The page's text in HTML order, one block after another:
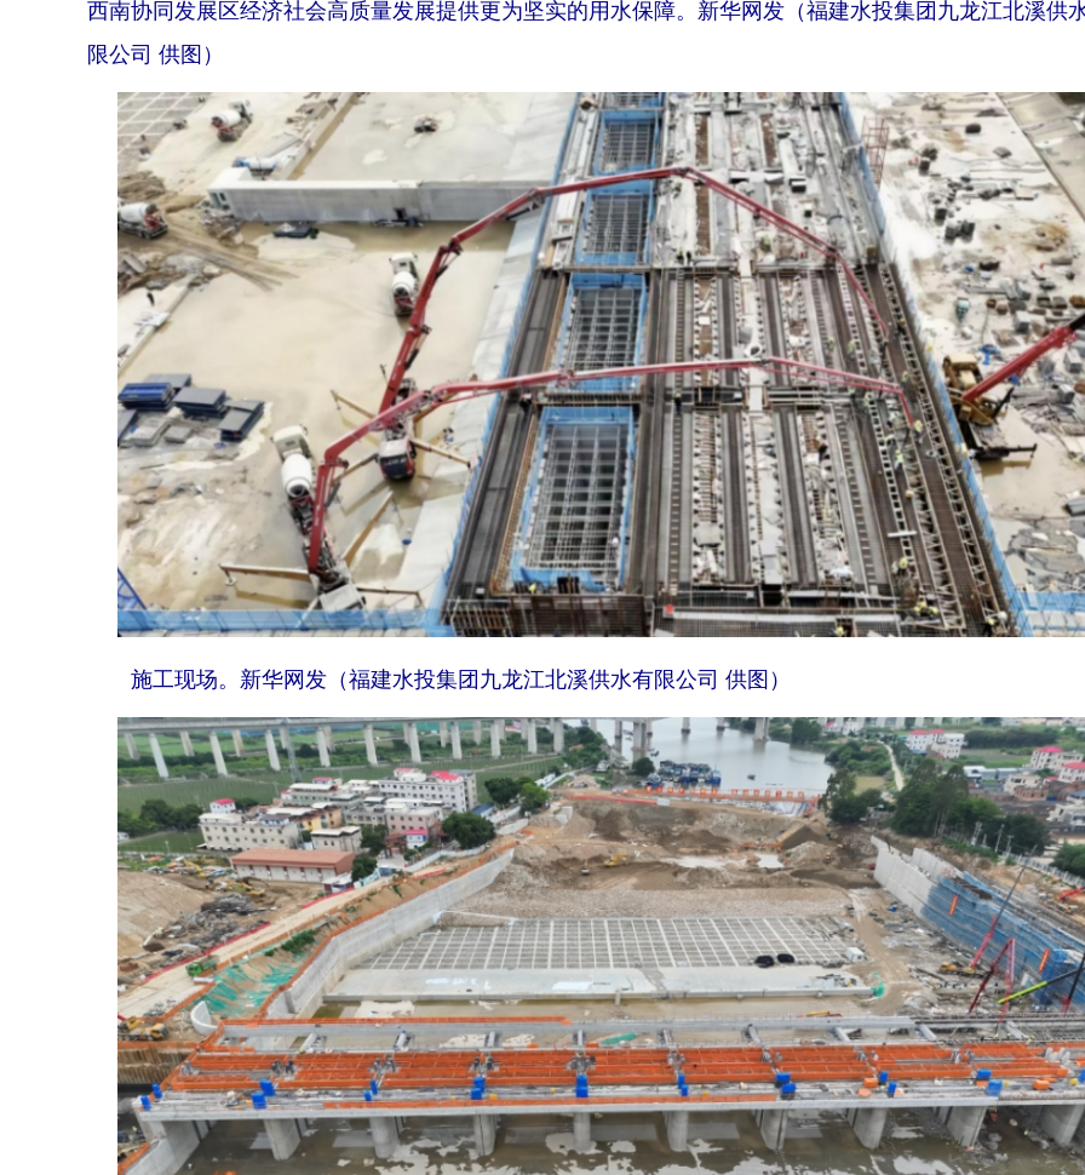
西南协同发展区经济社会高质量发展提供更为坚实的用水保障。新华网发（福建水投集团九龙江北溪供
限公司 供图）
施工现场。新华网发（福建水投集团九龙江北溪供水有限公司 供图）